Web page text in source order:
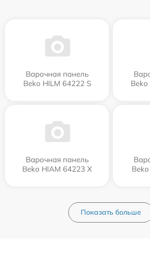
Варочная панель
Beko HILM 64222 S
Варочная панель
Beko HIAM 64223 X
Показать больше